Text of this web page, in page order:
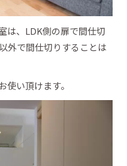
は、LDK側の扉で間仕切
外で間仕切りすることは
使い頂けます。